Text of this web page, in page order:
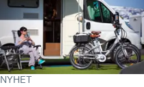
NYHET